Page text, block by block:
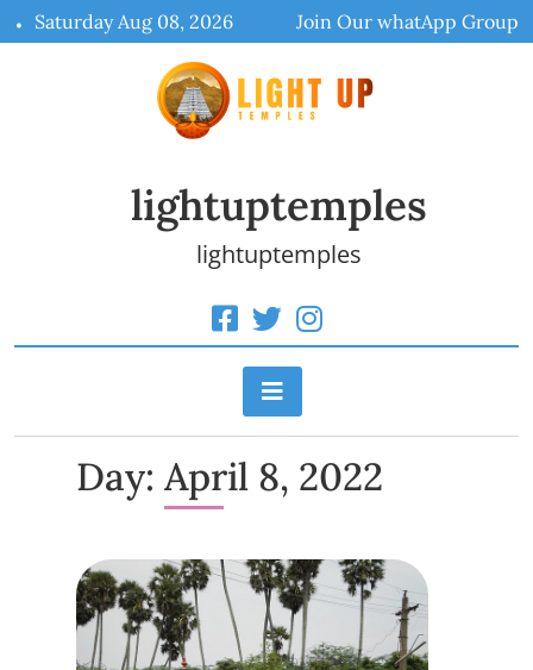
to
Saturday Aug 08, 2026 Join Our whatApp Group
lightuptemples
lightuptemples
Day: April 8, 2022